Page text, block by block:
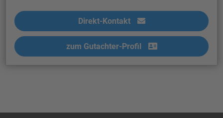
Direkt-Kontakt
zum Gutachter-Profil